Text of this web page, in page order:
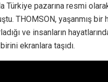
Türkiye pazarına resmi
THOMSON, yaşanmış bir
ve insanların
ekranlara taşıdı.